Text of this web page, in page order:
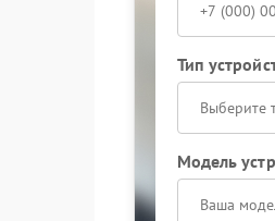
Тип
Выберите
Модель